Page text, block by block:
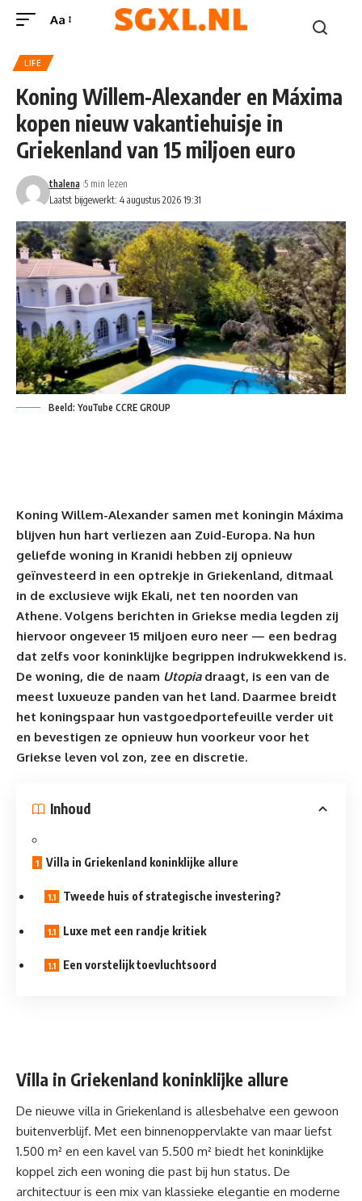
Aa
LIFE
Koning Willem-Alexander en Máxima
kopen nieuw vakantiehuisje in
Griekenland van 15 miljoen euro
Laatst bijgewerkt: 4 augustus 2026 19:31
thalena 5 min lezen
Beeld: YouTube CCRE GROUP
Koning Willem-Alexander samen met koningin Máxima
blijven hun hart verliezen aan Zuid-Europa. Na hun
geliefde woning in Kranidi hebben zij opnieuw
geïnvesteerd in een optrekje in Griekenland, ditmaal
in de exclusieve wijk Ekali, net ten noorden van
Athene. Volgens berichten in Griekse media legden zij
hiervoor ongeveer 15 miljoen euro neer — een bedrag
dat zelfs voor koninklijke begrippen indrukwekkend is.
De woning, die de naam Utopiadraagt, is een van de
meest luxueuze panden van het land. Daarmee breidt
het koningspaar hun vastgoedportefeuille verder uit
en bevestigen ze opnieuw hun voorkeur voor het
Griekse leven vol zon, zee en discretie.
Inhoud
Villa in Griekenland koninklijke allure
Tweede huis of strategische investering?
Luxe met een randje kritiek
Een vorstelijk toevluchtsoord
Villa in Griekenland koninklijke allure
De nieuwe villa in Griekenland is allesbehalve een gewoon
buitenverblijf. Met een binnenoppervlakte van maar liefst
1.500 m² en een kavel van 5.500 m² biedt het koninklijke
koppel zich een woning die past bij hun status. De
architectuur is een mix van klassieke elegantie en moderne